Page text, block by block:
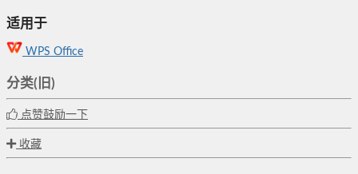
适用于
WPS Office
分类(旧)
点赞鼓励一下
收藏